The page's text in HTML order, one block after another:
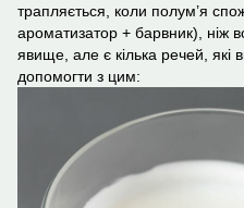
трапляється, коли полум’я
ароматизатор + барвник), ніж
явище, але є кілька речей,
допомогти з цим: